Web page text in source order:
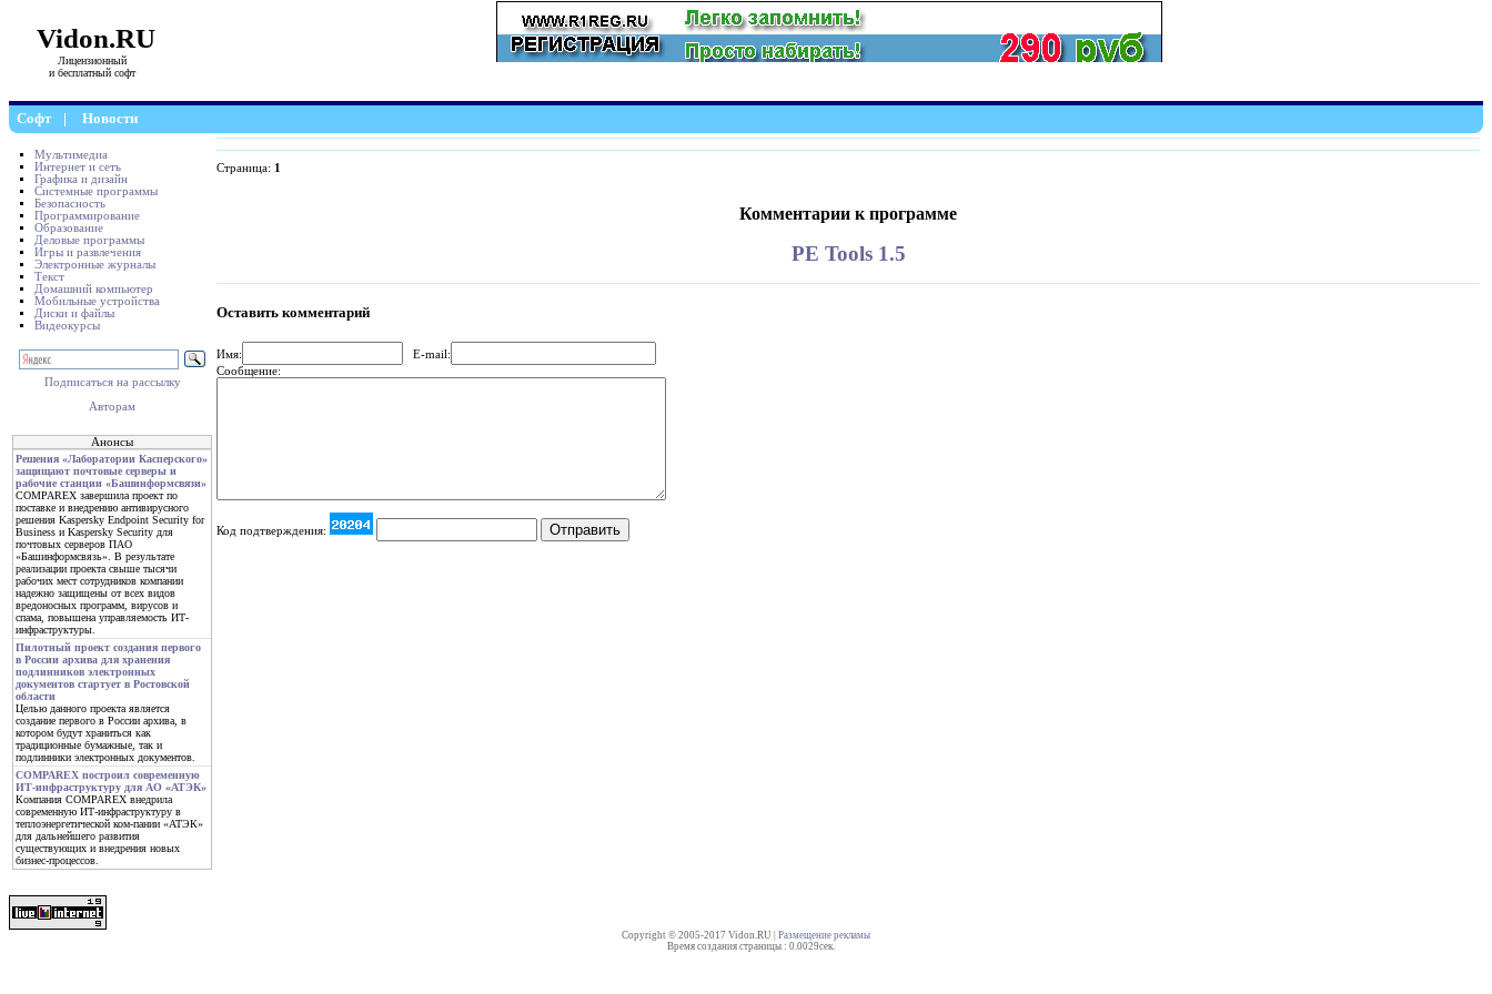
Vidon.RU
Лицензионный
и бесплатный софт
Софт | Новости
Мультимедиа
Интернет и сеть
Графика и дизайн
Системные программы
Безопасность
Программирование
Образование
Деловые программы
Игры и развлечения
Электронные журналы
Текст
Домашний компьютер
Мобильные устройства
Диски и файлы
Видеокурсы
Подписаться на рассылку
Авторам
Анонсы
Решения «Лаборатории Касперского»
защищают почтовые серверы и
рабочие станции «Башинформсвязи»
COMPAREX завершила проект по
поставке и внедрению антивирусного
решения Kaspersky Endpoint Security for
Business и Kaspersky Security для
почтовых серверов ПАО
«Башинформсвязь». В результате
реализации проекта свыше тысячи
рабочих мест сотрудников компании
надежно защищены от всех видов
вредоносных программ, вирусов и
спама, повышена управляемость ИТ-
инфраструктуры.
Пилотный проект создания первого
в России архива для хранения
подлинников электронных
документов стартует в Ростовской
области
Целью данного проекта является
создание первого в России архива, в
котором будут храниться как
традиционные бумажные, так и
подлинники электронных документов.
COMPAREX построил современную
ИТ-инфраструктуру для АО «АТЭК»
Компания COMPAREX внедрила
современную ИТ-инфраструктуру в
теплоэнергетической ком-пании «АТЭК»
для дальнейшего развития
существующих и внедрения новых
бизнес-процессов.
Страница: 1
Комментарии к программе
PE Tools 1.5
Оставить комментарий
Имя:
E-mail:
Сообщение:
Код подтверждения:
Copyright © 2005-2017 Vidon.RU | Размещение рекламы
Время создания страницы : 0.0029сек.